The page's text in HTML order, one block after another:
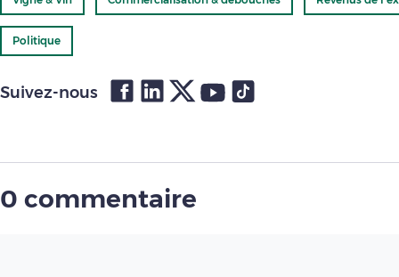
Politique
Suivez-nous
0 commentaire